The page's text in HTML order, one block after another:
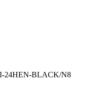
I-24HEN-BLACK/N8